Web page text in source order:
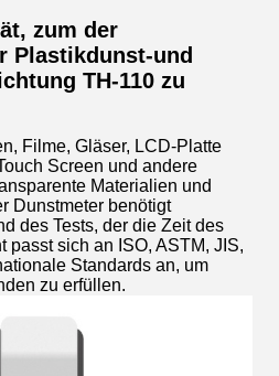
zum der
Plastikdunst-und
TH-110 zu
Filme, Gläser, LCD-Platte
Screen und andere
Materialien und
Dunstmeter benötigt
des Tests, der die Zeit des
passt sich an ISO, ASTM, JIS,
Standards an, um
zu erfüllen.